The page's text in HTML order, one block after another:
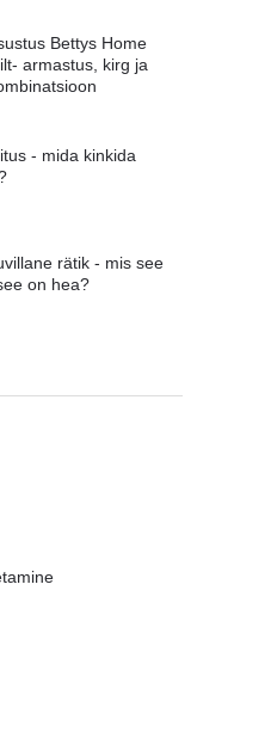
Bettys Home
armastus, kirg ja
- mida kinkida
rätik - mis see
on hea?